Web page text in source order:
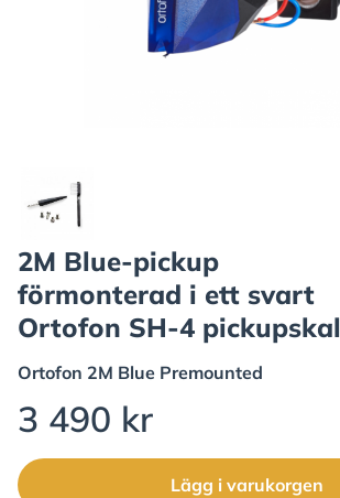
2M Blue-pickup
förmonterad i ett svart
Ortofon SH-4 pickupskal
Ortofon 2M Blue Premounted
3 490 kr
Lägg i varukorgen